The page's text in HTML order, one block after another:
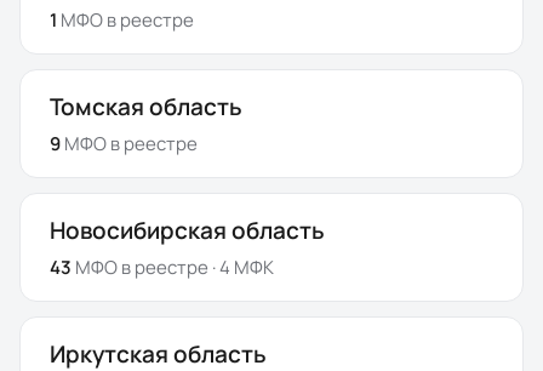
1 МФОв реестре
Томская область
9МФОв реестре
Новосибирская область
43 МФОв реестре · 4 МФК
Иркутская область